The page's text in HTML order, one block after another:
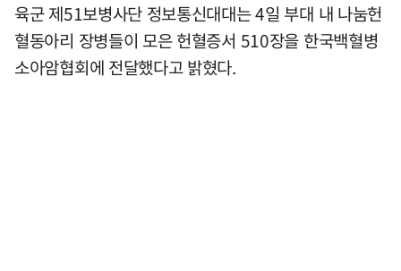
육군 제51보병사단 정보통신대대는 4일 부대 내 나눔헌
혈동아리 장병들이 모은 헌혈증서 510장을 한국백혈병
소아암협회에 전달했다고 밝혔다.